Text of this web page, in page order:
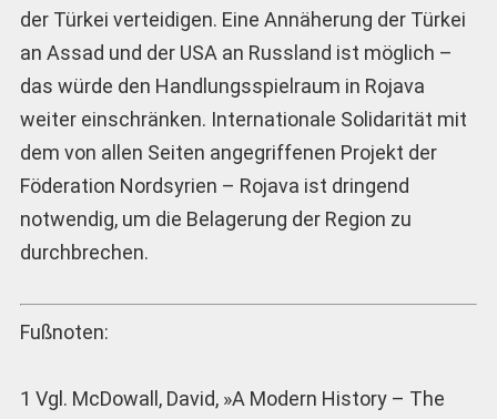
der Türkei verteidigen. Eine Annäherung der Türkei
an Assad und der USA an Russland ist möglich –
das würde den Handlungsspielraum in Rojava
weiter einschränken. Internationale Solidarität mit
dem von allen Seiten angegriffenen Projekt der
Föderation Nordsyrien – Rojava ist dringend
notwendig, um die Belagerung der Region zu
durchbrechen.
Fußnoten:
1 Vgl. McDowall, David, »A Modern History – The